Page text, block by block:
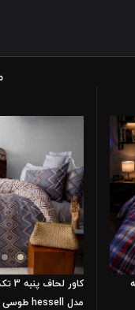
مدل hessell طوسی کرم